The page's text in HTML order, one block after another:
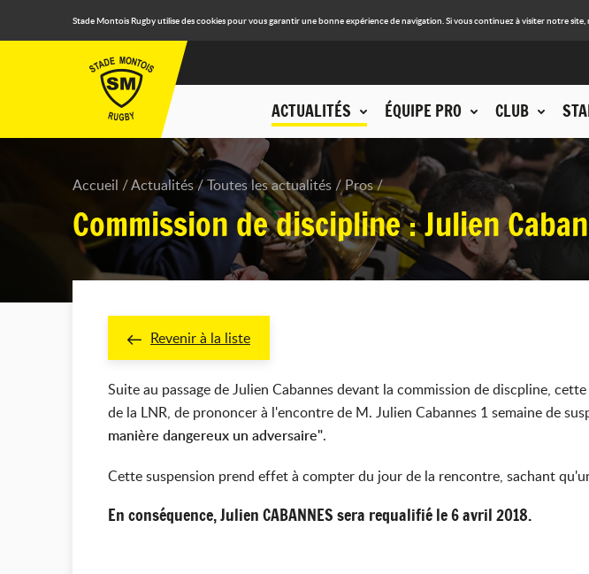
Stade Montois Rugby utilise des cookies pour vous garantir une bonne expérience de navigation. Si vous continuez à visiter notre
ACTUALITÉS ÉQUIPE PRO CLUB
Accueil Actualités Toutes les actualités Pros
Commission de discipline : Julien
Revenir à la liste
Suite au passage de Julien Cabannes devant la commission de discpline,
de la LNR, de prononcer à l'encontre de M. Julien Cabannes 1 semaine de
manière dangereux un adversaire".
Cette suspension prend effet à compter du jour de la rencontre, sachant
En conséquence, Julien CABANNES sera requalifié le 6 avril 2018.